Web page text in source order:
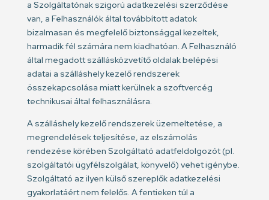
a Szolgáltatónak szigorú adatkezelési szerződése
van, a Felhasználók által továbbított adatok
bizalmasan és megfelelő biztonsággal kezeltek,
harmadik fél számára nem kiadhatóan. A Felhasználó
által megadott szállásközvetítő oldalak belépési
adatai a szálláshely kezelő rendszerek
összekapcsolása miatt kerülnek a szoftvercég
technikusai által felhasználásra.
A szálláshely kezelő rendszerek üzemeltetése, a
megrendelések teljesítése, az elszámolás
rendezése körében Szolgáltató adatfeldolgozót (pl.
szolgáltatói ügyfélszolgálat, könyvelő) vehet igénybe.
Szolgáltató az ilyen külső szereplők adatkezelési
gyakorlatáért nem felelős. A fentieken túl a